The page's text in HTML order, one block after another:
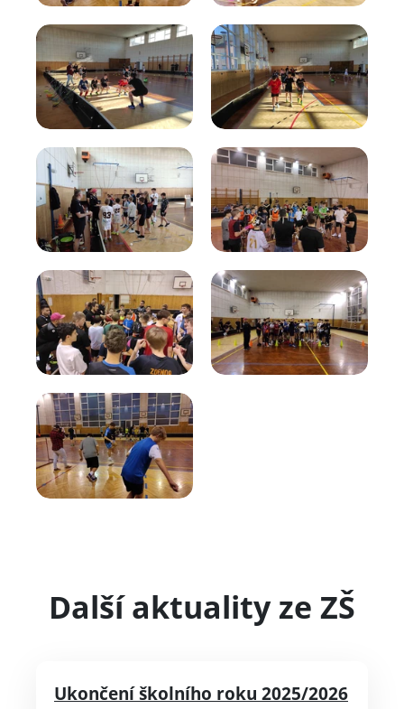
Další aktuality ze ZŠ
Ukončení školního roku 2025/2026